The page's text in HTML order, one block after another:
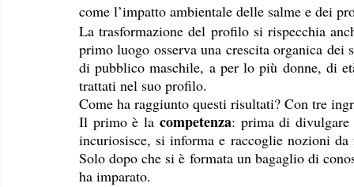
come l’impatto ambientale delle salme e dei
La trasformazione del profilo si rispecchia
primo luogo osserva una crescita organica dei
di pubblico maschile, a per lo più donne, di
trattati nel suo profilo.
Come ha raggiunto questi risultati? Con tre
Il primo è la competenza: prima di divulgare
incuriosisce, si informa e raccoglie nozioni
Solo dopo che si è formata un bagaglio di
ha imparato.